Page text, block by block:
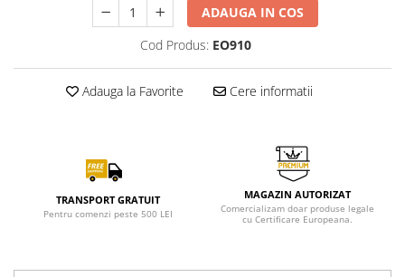
ADAUGA IN COS
Cod Produs: EO910
Adauga la Favorite Cere informatii
TRANSPORT GRATUIT
Pentru comenzi peste 500 LEI
MAGAZIN AUTORIZAT
Comercializam doar produse legale
cu Certificare Europeana.